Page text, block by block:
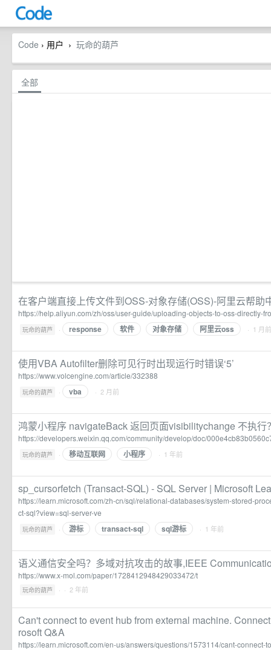
Code › 用户 › 玩命的葫芦
全部
在客户端直接上传文件到OSS-对象存储(OSS)-阿里云帮助
https://help.aliyun.com/zh/oss/user-guide/uploading-objects-to-oss-directly-
玩命的葫芦 · response 软件 对象存储 阿里云oss · 1 月前
使用VBA Autofilter删除可见行时出现运行时错误‘5’
https://www.volcengine.com/article/332388
玩命的葫芦 · vba · 2 月前
鸿蒙小程序 navigateBack 返回页面visibilitychange 不执行
https://developers.weixin.qq.com/community/develop/doc/
玩命的葫芦 · 移动互联网 小程序 · 1 年前
sp_cursorfetch (Transact-SQL) - SQL Server | Microsoft
https://learn.microsoft.com/zh-cn/sql/relational-databases/system-stored-
ct-sql?view=sql-server-ve
玩命的葫芦 · 游标 transact-sql sql游标 · 1 年前
语义通信安全吗？多域对抗攻击的故事,IEEE
https://www.x-mol.com/paper/1728412948429033472/t
玩命的葫芦 · · 2 年前
Can't connect to event hub from external machine.
rosoft Q&A
https://learn.microsoft.com/en-us/answers/questions/1573114/cant-connect-